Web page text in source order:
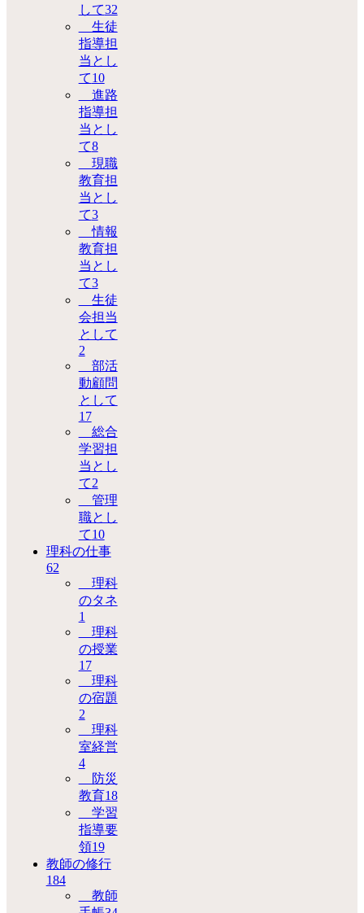
して32
生徒
指導担
当とし
て10
進路
指導担
当とし
て8
現職
教育担
当とし
て3
情報
教育担
当とし
て3
生徒
会担当
として
2
部活
動顧問
として
17
総合
学習担
当とし
て2
管理
職とし
て10
理科の仕事
62
理科
のタネ
1
理科
の授業
17
理科
の宿題
2
理科
室経営
4
防災
教育18
学習
指導要
領19
教師の修行
184
教師